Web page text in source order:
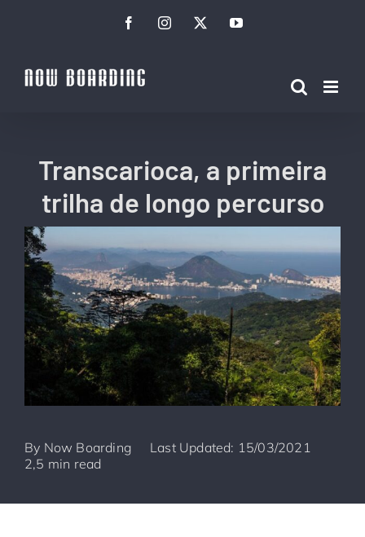
conteúdo
FacebookInstagramTwitterYouTube
Transcarioca, a primeira
trilha de longo percurso
By Now Boarding
Last Updated: 15/03/2021
2,5 min read